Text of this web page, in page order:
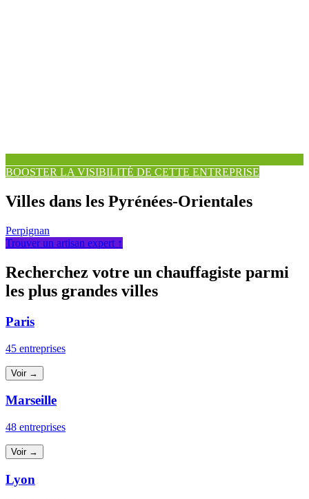
BOOSTER LA VISIBILITÉ DE CETTE ENTREPRISE
Villes dans les Pyrénées-Orientales
Perpignan
Trouver un artisan expert ↑
Recherchez votre un chauffagiste parmi
les plus grandes villes
Paris
45 entreprises
Voir →
Marseille
48 entreprises
Voir →
Lyon